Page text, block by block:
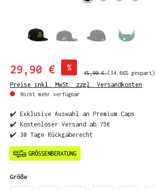
29,90 € %
45,90 €(34.86% gespart)
Preise inkl. MwSt. zzgl. Versandkosten
Nicht mehr verfügbar
✔️ Exklusive Auswahl an Premium Caps
✔️ Kostenloser Versand ab 75€
✔️ 30 Tage Rückgaberecht
Größeauswählen